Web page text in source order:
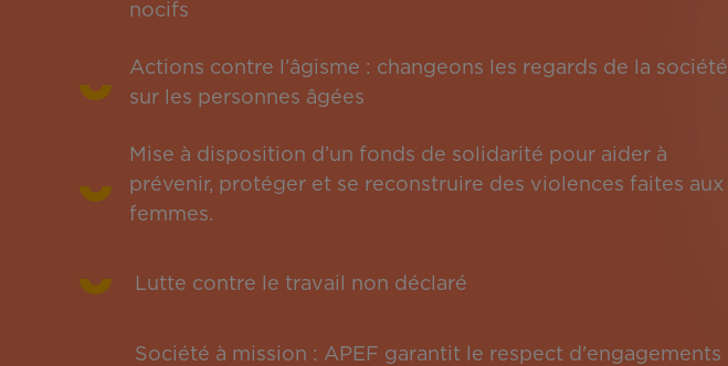
nocifs
Actions contre l’âgisme : changeons les regards de la société
sur les personnes âgées
Mise à disposition d’un fonds de solidarité pour aider à
prévenir, protéger et se reconstruire des violences faites aux
femmes.
Lutte contre le travail non déclaré
Société à mission : APEF garantit le respect d'engagements